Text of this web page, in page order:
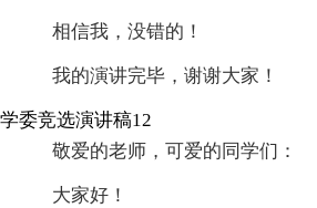
相信我，没错的！
我的演讲完毕，谢谢大家！
学委竞选演讲稿12
敬爱的老师，可爱的同学们：
大家好！